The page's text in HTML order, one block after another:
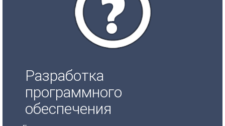
Разработка
программного
обеспечения